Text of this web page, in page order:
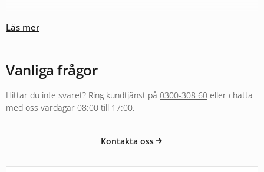
konvertering
för bättre färgtemperatur och räckvidd. För längre
sträckor i mörker fyller
funktion än vad originalljuset klarar, både i räckvidd och i ljusbild.
Arbetsbelysning och varningsljus följer separata regelverk och är
till varningsljus på utryckningsfordon.
E-godkänt för väg eller byggt för annan användning
Läs mer
Vanliga frågor
Hittar du inte svaret? Ring kundtjänst på 0300-308 60 eller chatta
med oss vardagar 08:00 till 17:00.
Kontakta oss